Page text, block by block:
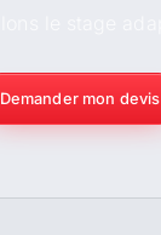
Demander mon devis